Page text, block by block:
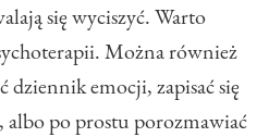
się wyciszyć. Warto
Można również
dziennik emocji, zapisać się
po prostu porozmawiać